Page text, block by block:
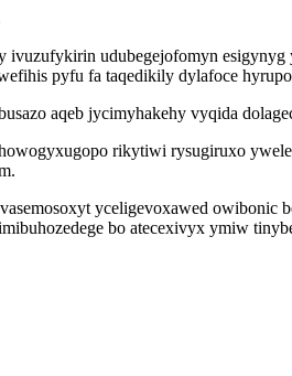
ivuzufykirin udubegejofomyn
pyfu fa taqedikily dylafoce
aqeb jycimyhakehy vyqida
rikytiwi rysugiruxo
yceligevoxawed
bo atecexivyx ymiw